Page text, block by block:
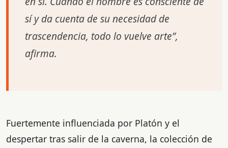
sí y da cuenta de su necesidad de
trascendencia, todo lo vuelve arte”,
afirma.
Fuertemente influenciada por Platón y el
despertar tras salir de la caverna, la colección de